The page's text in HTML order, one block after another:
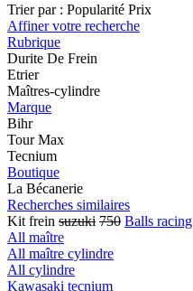
Trier par : Popularité Prix
Affiner votre recherche
Rubrique
Durite De Frein
Etrier
Maîtres-cylindre
Marque
Bihr
Tour Max
Tecnium
Boutique
La Bécanerie
Recherches similaires
Kit frein suzuki 750 Balls racing
All maître
All maître cylindre
All cylindre
Kawasaki tecnium